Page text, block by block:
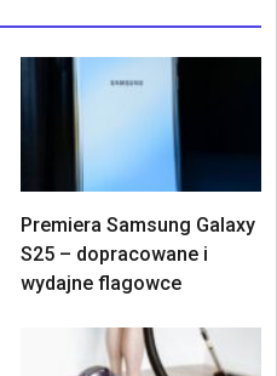
Premiera Samsung Galaxy
S25 – dopracowane i
wydajne flagowce